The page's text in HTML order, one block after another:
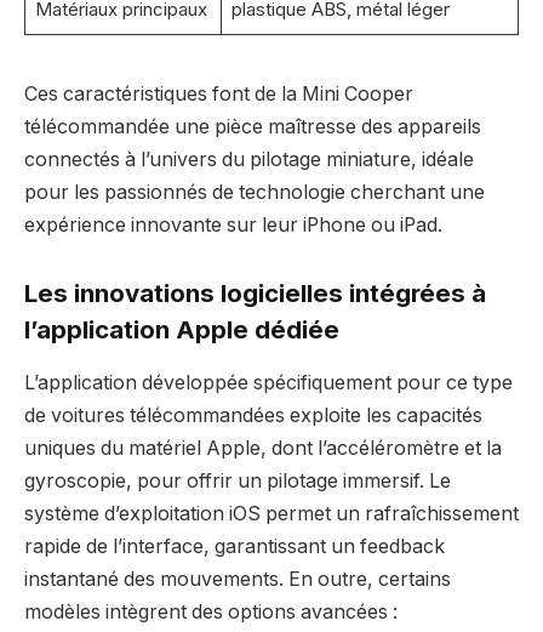
Matériaux principaux plastique ABS, métal léger
Ces caractéristiques font de la Mini Cooper
télécommandée une pièce maîtresse des appareils
connectés à l’univers du pilotage miniature, idéale
pour les passionnés de technologie cherchant une
expérience innovante sur leur iPhone ou iPad.
Les innovations logicielles intégrées à
l’application Apple dédiée
L’application développée spécifiquement pour ce type
de voitures télécommandées exploite les capacités
uniques du matériel Apple, dont l’accéléromètre et la
gyroscopie, pour offrir un pilotage immersif. Le
système d’exploitation iOS permet un rafraîchissement
rapide de l’interface, garantissant un feedback
instantané des mouvements. En outre, certains
modèles intègrent des options avancées :